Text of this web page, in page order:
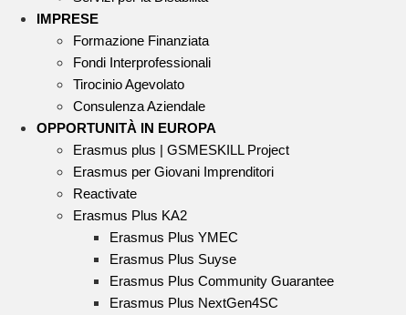
IMPRESE
Formazione Finanziata
Fondi Interprofessionali
Tirocinio Agevolato
Consulenza Aziendale
OPPORTUNITÀ IN EUROPA
Erasmus plus | GSMESKILL Project
Erasmus per Giovani Imprenditori
Reactivate
Erasmus Plus KA2
Erasmus Plus YMEC
Erasmus Plus Suyse
Erasmus Plus Community Guarantee
Erasmus Plus NextGen4SC